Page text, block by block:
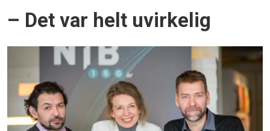
– Det var helt uvirkelig